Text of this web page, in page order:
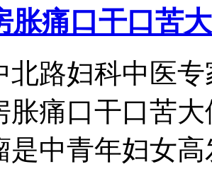
胀痛口干口苦大
北路妇科中医
胀痛口干口苦
是中青年妇女